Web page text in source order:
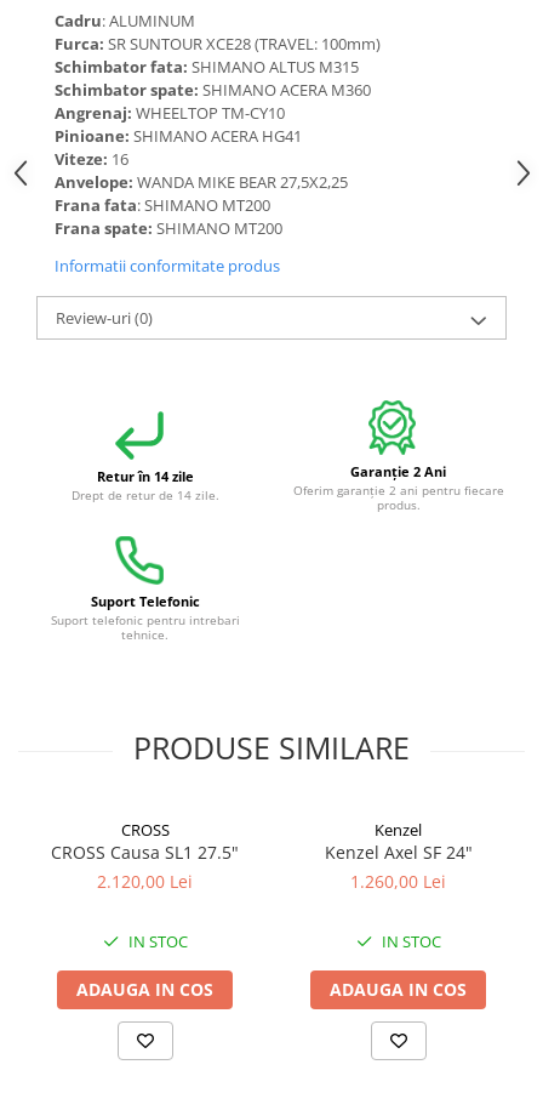
Cadru: ALUMINUM
Furca: SR SUNTOUR XCE28 (TRAVEL: 100mm)
Schimbator fata: SHIMANO ALTUS M315
Schimbator spate: SHIMANO ACERA M360
Angrenaj: WHEELTOP TM-CY10
Pinioane: SHIMANO ACERA HG41
Viteze: 16
Anvelope: WANDA MIKE BEAR 27,5X2,25
Frana fata: SHIMANO MT200
Frana spate: SHIMANO MT200
Informatii conformitate produs
Review-uri(0)
Retur în 14 zile
Drept de retur de 14 zile.
Garanție 2 Ani
Oferim garanție 2 ani pentru fiecare
produs.
Suport Telefonic
Suport telefonic pentru intrebari
tehnice.
PRODUSE SIMILARE
CROSS
CROSS Causa SL1 27.5"
2.120,00 Lei
IN STOC
ADAUGA IN COS
Kenzel
Kenzel Axel SF 24"
1.260,00 Lei
IN STOC
ADAUGA IN COS